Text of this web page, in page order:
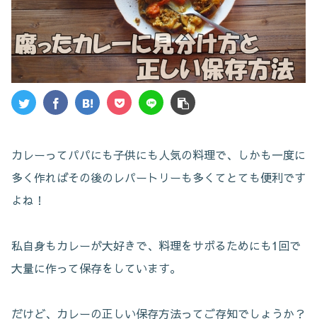
カレーってパパにも子供にも人気の料理で、しかも一度に
多く作ればその後のレパートリーも多くてとても便利です
よね！
私自身もカレーが大好きで、料理をサボるためにも1回で
大量に作って保存をしています。
だけど、カレーの正しい保存方法ってご存知でしょうか？